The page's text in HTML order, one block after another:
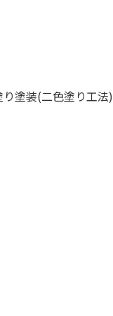
り塗装(二色塗り工法)